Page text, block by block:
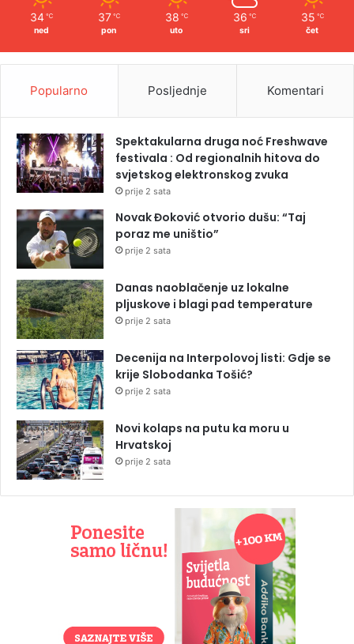
34 ℃
ned
37 ℃
pon
38 ℃
uto
36 ℃
sri
35 ℃
čet
Popularno Posljednje Komentari
Spektakularna druga noć Freshwave
festivala : Od regionalnih hitova do
svjetskog elektronskog zvuka
prije 2 sata
Novak Đoković otvorio dušu: “Taj
poraz me uništio”
prije 2 sata
Danas naoblačenje uz lokalne
pljuskove i blagi pad temperature
prije 2 sata
Decenija na Interpolovoj listi: Gdje se
krije Slobodanka Tošić?
prije 2 sata
Novi kolaps na putu ka moru u
Hrvatskoj
prije 2 sata